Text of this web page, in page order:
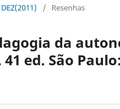
/ Resenhas
da
ed. São